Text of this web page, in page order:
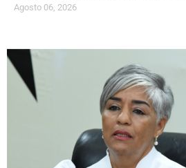
Agosto 06, 2026